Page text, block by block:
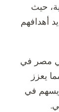
حيث
أهدافهم
في مصر في
يعزز
في